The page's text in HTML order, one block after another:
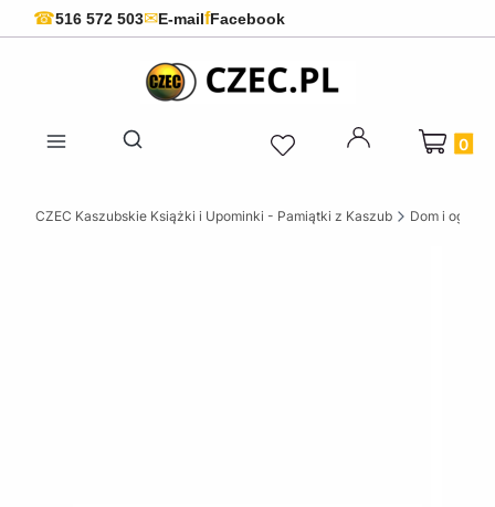
☎516 572 503✉E-mailfFacebook
Otwórz wyszukiwarkę
Produkty
CZEC Kaszubskie Książki i Upominki - Pamiątki z Kaszub Dom i ogród